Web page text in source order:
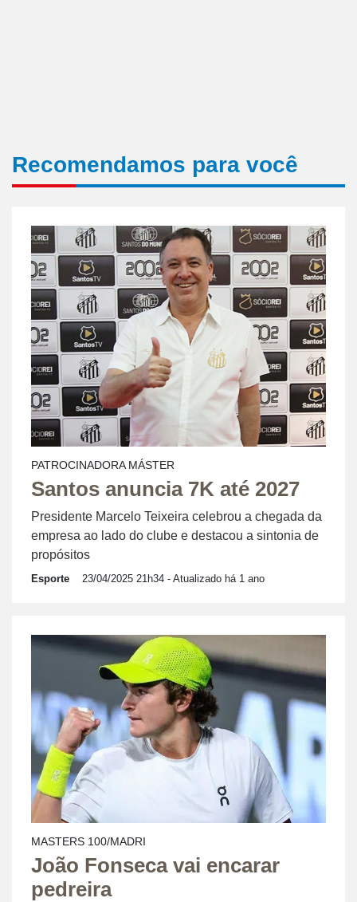
Recomendamos para você
PATROCINADORA MÁSTER
Santos anuncia 7K até 2027
Presidente Marcelo Teixeira celebrou a chegada da
empresa ao lado do clube e destacou a sintonia de
propósitos
Esporte 23/04/2025 21h34 - Atualizado há 1 ano
MASTERS 100/MADRI
João Fonseca vai encarar
pedreira